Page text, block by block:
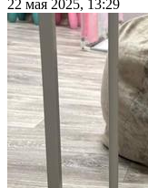
22 мая 2025, 13:29